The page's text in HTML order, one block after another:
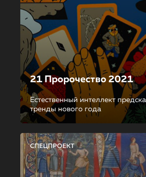
21 Пророчество 2021
Естественный интеллект
тренды нового года
СПЕЦПРОЕКТ